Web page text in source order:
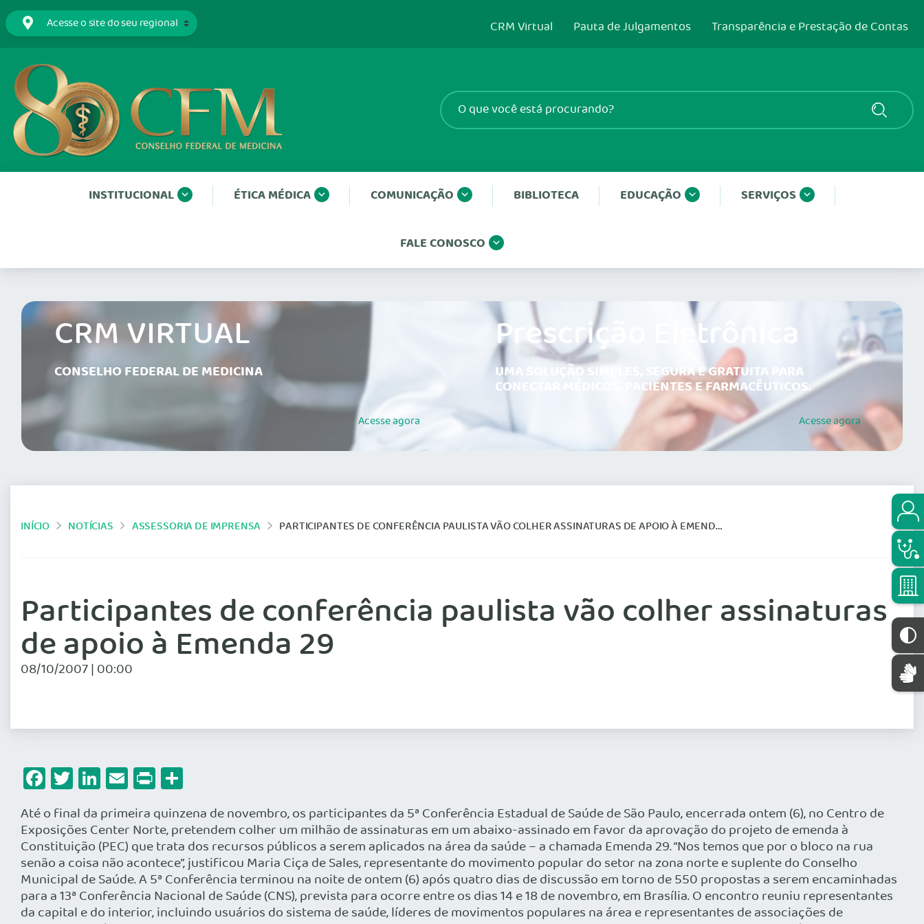
CRM Virtual Pauta de Julgamentos Transparência e Prestação de Contas
INSTITUCIONAL ÉTICA MÉDICA COMUNICAÇÃO BIBLIOTECA EDUCAÇÃO SERVIÇOS
FALE CONOSCO
CRM VIRTUAL
CONSELHO FEDERAL DE MEDICINA
Acesseagora
Prescrição Eletrônica
UMA SOLUÇÃO SIMPLES, SEGURA E GRATUITA PARA
CONECTAR MÉDICOS, PACIENTES E FARMACÊUTICOS.
Acesseagora
INÍCIO NOTÍCIAS ASSESSORIA DE IMPRENSA PARTICIPANTES DE CONFERÊNCIA PAULISTA VÃO COLHER ASSINATURAS DE APOIO À EMENDA 29
Participantes de conferência paulista vão colher assinaturas
de apoio à Emenda 29
08/10/2007 | 00:00
Facebook
Twitter
LinkedIn
Email
Print
Até o final da primeira quinzena de novembro, os participantes da 5ª Conferência Estadual de Saúde de São Paulo, encerrada ontem (6), no Centro de
Exposições Center Norte, pretendem colher um milhão de assinaturas em um abaixo-assinado em favor da aprovação do projeto de emenda à
Constituição (PEC) que trata dos recursos públicos a serem aplicados na área da saúde – a chamada Emenda 29. “Nos temos que por o bloco na rua
senão a coisa não acontece”, justificou Maria Ciça de Sales, representante do movimento popular do setor na zona norte e suplente do Conselho
Municipal de Saúde. A 5ª Conferência terminou na noite de ontem (6) após quatro dias de discussão em torno de 550 propostas a serem encaminhadas
para a 13ª Conferência Nacional de Saúde (CNS), prevista para ocorre entre os dias 14 e 18 de novembro, em Brasília. O encontro reuniu representantes
da capital e do interior, incluindo usuários do sistema de saúde, líderes de movimentos populares na área e representantes de associações de